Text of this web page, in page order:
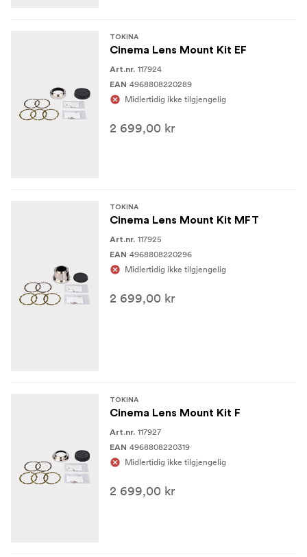
TOKINA
Cinema Lens Mount Kit EF
Art.nr. 117924
EAN 4968808220289
Midlertidig ikke tilgjengelig
2 699,00 kr
TOKINA
Cinema Lens Mount Kit MFT
Art.nr. 117925
EAN 4968808220296
Midlertidig ikke tilgjengelig
2 699,00 kr
TOKINA
Cinema Lens Mount Kit F
Art.nr. 117927
EAN 4968808220319
Midlertidig ikke tilgjengelig
2 699,00 kr